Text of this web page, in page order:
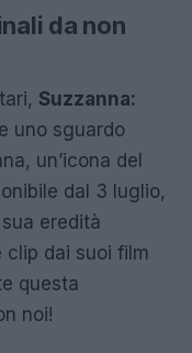
da non
Suzzanna:
uno sguardo
un’icona del
dal 3 luglio,
eredità
dai suoi film
questa
noi!